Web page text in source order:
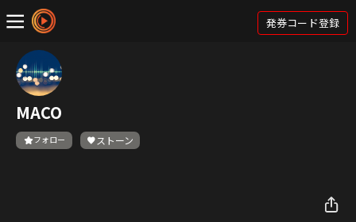
発券コード登録
MACO
フォロー ストーン